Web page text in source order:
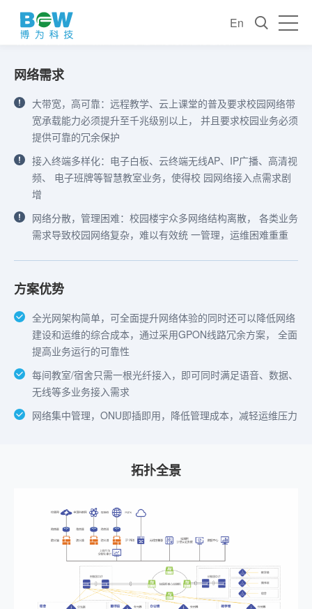
En
全光学校解决方案
实现一纤多用，一网万联，支撑学校教育高质量发展
服务咨询
网络需求
大带宽，高可靠：远程教学、云上课堂的普及要求校园网络带
宽承载能力必须提升至千兆级别以上， 并且要求校园业务必须
提供可靠的冗余保护
接入终端多样化：电子白板、云终端无线AP、IP广播、高清视
频、 电子班牌等智慧教室业务，使得校 园网络接入点需求剧
增
网络分散，管理困难：校园楼宇众多网络结构离散， 各类业务
需求导致校园网络复杂，难以有效统 一管理，运维困难重重
方案优势
全光网架构简单，可全面提升网络体验的同时还可以降低网络
建设和运维的综合成本，通过采用GPON线路冗余方案， 全面
提高业务运行的可靠性
每间教室/宿舍只需一根光纤接入，即可同时满足语音、数据、
无线等多业务接入需求
网络集中管理，ONU即插即用，降低管理成本，减轻运维压力
拓扑全景